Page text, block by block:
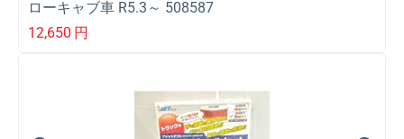
ローキャブ車 R5.3～ 508587
12,650 円